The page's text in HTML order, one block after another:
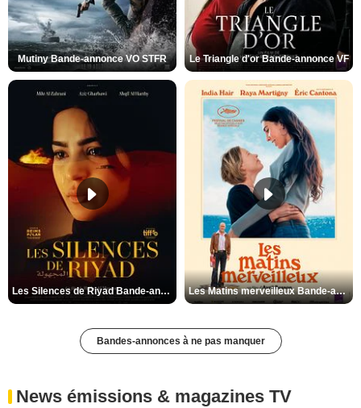
Mutiny Bande-annonce VO STFR Le Triangle d'or Bande-annonce VF
Les Silences de Riyad Bande-annonce VO STFR Les Matins merveilleux Bande-annonce VF
Bandes-annonces à ne pas manquer
News émissions & magazines TV